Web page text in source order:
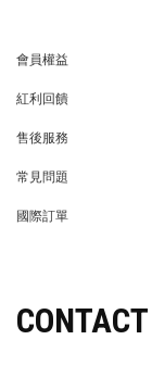
會員權益
紅利回饋
售後服務
常見問題
國際訂單